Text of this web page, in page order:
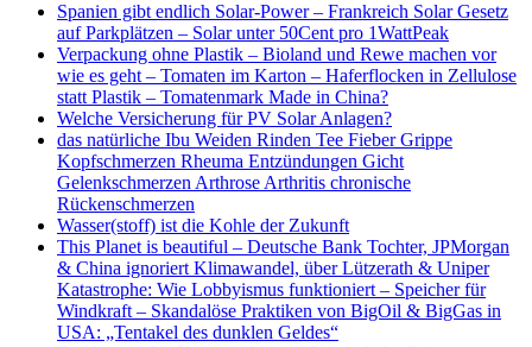
Spanien gibt endlich Solar-Power – Frankreich Solar Gesetz
auf Parkplätzen – Solar unter 50Cent pro 1WattPeak
Verpackung ohne Plastik – Bioland und Rewe machen vor
wie es geht – Tomaten im Karton – Haferflocken in Zellulose
statt Plastik – Tomatenmark Made in China?
Welche Versicherung für PV Solar Anlagen?
das natürliche Ibu Weiden Rinden Tee Fieber Grippe
Kopfschmerzen Rheuma Entzündungen Gicht
Gelenkschmerzen Arthrose Arthritis chronische
Rückenschmerzen
Wasser(stoff) ist die Kohle der Zukunft
This Planet is beautiful – Deutsche Bank Tochter, JPMorgan
& China ignoriert Klimawandel, über Lützerath & Uniper
Katastrophe: Wie Lobbyismus funktioniert – Speicher für
Windkraft – Skandalöse Praktiken von BigOil & BigGas in
USA: „Tentakel des dunklen Geldes“